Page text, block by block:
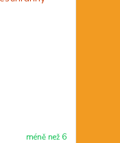
méně než 6